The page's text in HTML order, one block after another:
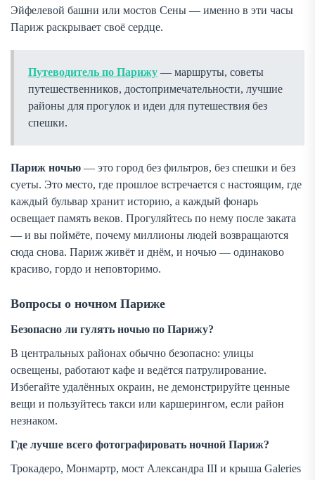
Эйфелевой башни или мостов Сены — именно в эти часы
Париж раскрывает своё сердце.
Путеводитель по Парижу — маршруты, советы
путешественников, достопримечательности, лучшие
районы для прогулок и идеи для путешествия без
спешки.
Париж ночью — это город без фильтров, без спешки и без
суеты. Это место, где прошлое встречается с настоящим, где
каждый бульвар хранит историю, а каждый фонарь
освещает память веков. Прогуляйтесь по нему после заката
— и вы поймёте, почему миллионы людей возвращаются
сюда снова. Париж живёт и днём, и ночью — одинаково
красиво, гордо и неповторимо.
Вопросы о ночном Париже
Безопасно ли гулять ночью по Парижу?
В центральных районах обычно безопасно: улицы
освещены, работают кафе и ведётся патрулирование.
Избегайте удалённых окраин, не демонстрируйте ценные
вещи и пользуйтесь такси или каршерингом, если район
незнаком.
Где лучше всего фотографировать ночной Париж?
Трокадеро, Монмартр, мост Александра III и крыша Galeries